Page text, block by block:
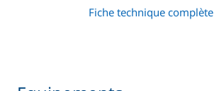
Fiche technique complète